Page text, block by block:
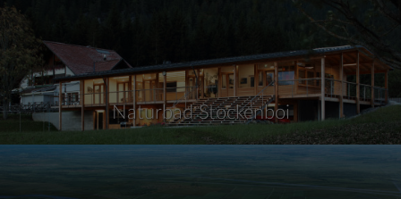
Naturbad Stockenboi